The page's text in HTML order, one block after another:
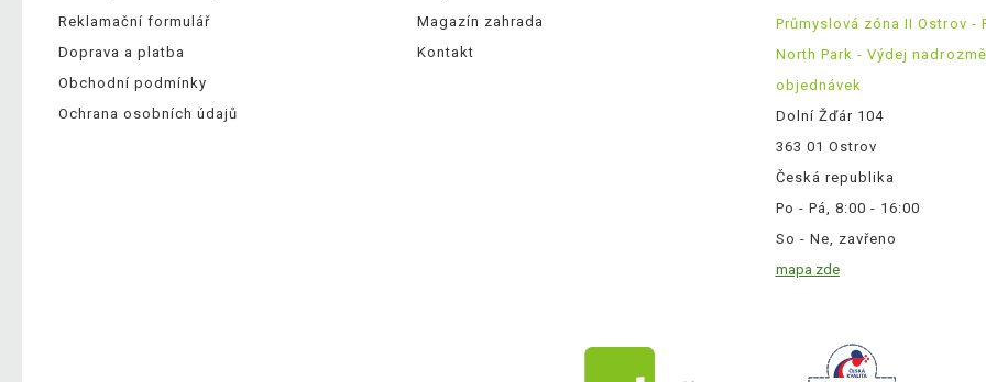
Reklamační formulář
Doprava a platba
Obchodní podmínky
Ochrana osobních údajů
Magazín zahrada
Kontakt
Průmyslová zóna II Ostrov -
North Park - Výdej
objednávek
Dolní Žďár 104
363 01 Ostrov
Česká republika
Po - Pá, 8:00 - 16:00
So - Ne, zavřeno
mapa zde